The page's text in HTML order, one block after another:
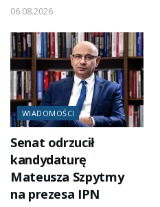
06.08.2026
WIADOMOŚCI
Senat odrzucił
kandydaturę
Mateusza Szpytmy
na prezesa IPN